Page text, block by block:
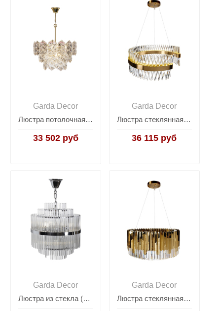
Garda Decor
Люстра потолочная TENDER латунь 91GH-1009-8
33 502 руб
Garda Decor
Люстра стеклянная Cloud 62GDW-913-800R
36 115 руб
Garda Decor
Люстра из стекла (хром) K2KR1137P-7
Garda Decor
Люстра стеклянная (золото) 62GDW-8901-600